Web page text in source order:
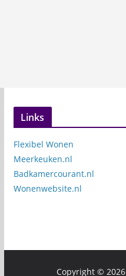
Links
Flexibel Wonen
Meerkeuken.nl
Badkamercourant.nl
Wonenwebsite.nl
Copyright © 2026